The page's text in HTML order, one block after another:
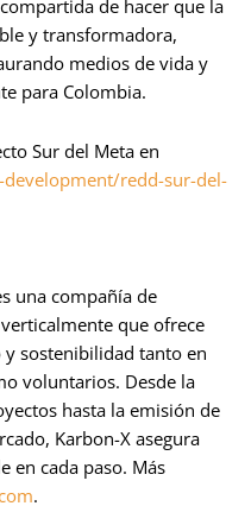
de hacer que la
y transformadora,
medios de vida y
para Colombia.
Sur del Meta en
redd-sur-del-
una compañía de
que ofrece
sostenibilidad tanto en
voluntarios. Desde la
hasta la emisión de
Karbon-X asegura
en cada paso. Más
.